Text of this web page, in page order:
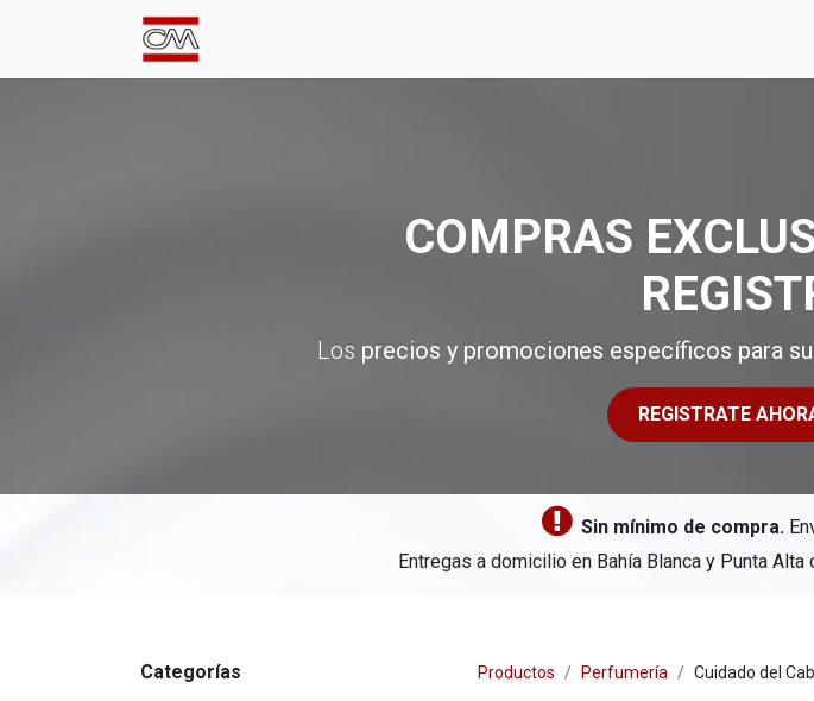
COMPRAS
Los precios y promociones específicos para
REGISTRATE
​ Sin mínimo de compra.
Entregas a domicilio en Bahía Blanca y Punta
Categorías
Productos Perfumería Cuidado del